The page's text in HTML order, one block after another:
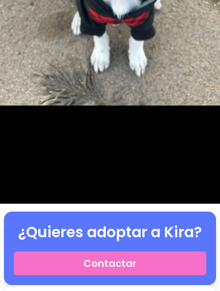
¿Quieres adoptar a Kira?
Contactar